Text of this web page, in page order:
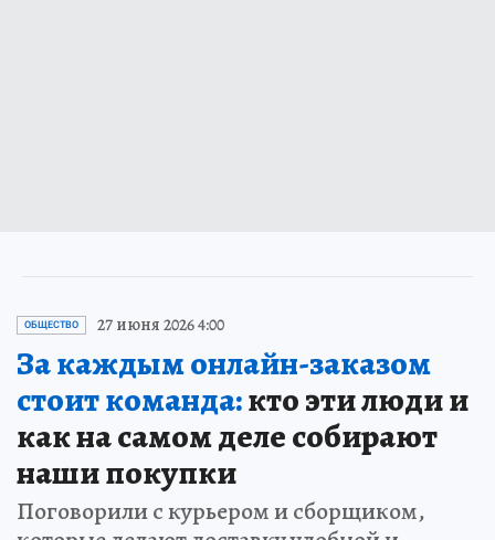
ОБЩЕСТВО 27 июня 2026 4:00
За каждым онлайн-заказом
стоит команда:кто эти люди и
как на самом деле собирают
наши покупки
Поговорили с курьером и сборщиком,